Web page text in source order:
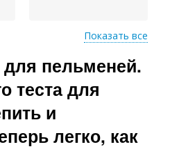
Показать все
для пельменей.
теста для
и
легко, как